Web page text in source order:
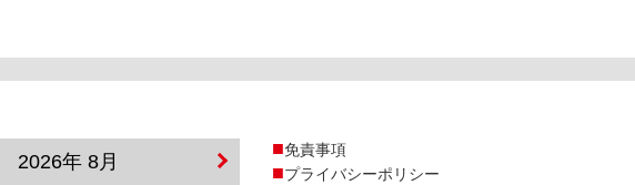
2026年 8月
免責事項
プライバシーポリシー